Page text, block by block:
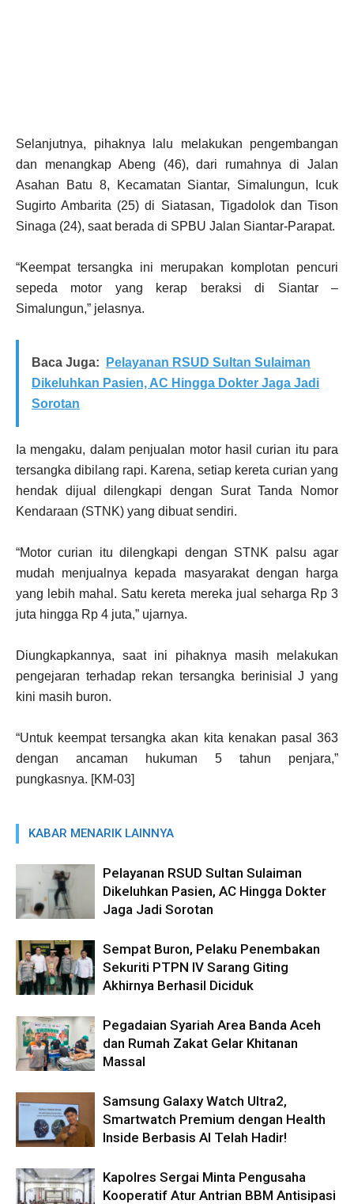
Selanjutnya, pihaknya lalu melakukan pengembangan
dan menangkap Abeng (46), dari rumahnya di Jalan
Asahan Batu 8, Kecamatan Siantar, Simalungun, Icuk
Sugirto Ambarita (25) di Siatasan, Tigadolok dan Tison
Sinaga (24), saat berada di SPBU Jalan Siantar-Parapat.
“Keempat tersangka ini merupakan komplotan pencuri
sepeda motor yang kerap beraksi di Siantar –
Simalungun,” jelasnya.
Baca Juga:
Pelayanan RSUD Sultan Sulaiman
Dikeluhkan Pasien, AC Hingga Dokter Jaga Jadi
Sorotan
Ia mengaku, dalam penjualan motor hasil curian itu para
tersangka dibilang rapi. Karena, setiap kereta curian yang
hendak dijual dilengkapi dengan Surat Tanda Nomor
Kendaraan (STNK) yang dibuat sendiri.
“Motor curian itu dilengkapi dengan STNK palsu agar
mudah menjualnya kepada masyarakat dengan harga
yang lebih mahal. Satu kereta mereka jual seharga Rp 3
juta hingga Rp 4 juta,” ujarnya.
Diungkapkannya, saat ini pihaknya masih melakukan
pengejaran terhadap rekan tersangka berinisial J yang
kini masih buron.
“Untuk keempat tersangka akan kita kenakan pasal 363
dengan ancaman hukuman 5 tahun penjara,”
pungkasnya. [KM-03]
KABAR MENARIK LAINNYA
Pelayanan RSUD Sultan Sulaiman
Dikeluhkan Pasien, AC Hingga Dokter
Jaga Jadi Sorotan
Sempat Buron, Pelaku Penembakan
Sekuriti PTPN IV Sarang Giting
Akhirnya Berhasil Diciduk
Pegadaian Syariah Area Banda Aceh
dan Rumah Zakat Gelar Khitanan
Massal
Samsung Galaxy Watch Ultra2,
Smartwatch Premium dengan Health
Inside Berbasis AI Telah Hadir!
Kapolres Sergai Minta Pengusaha
Kooperatif Atur Antrian BBM Antisipasi